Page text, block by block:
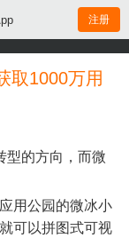
注册
取1000万用
型的方向，而微
用公园的微冰小
可以拼图式可视